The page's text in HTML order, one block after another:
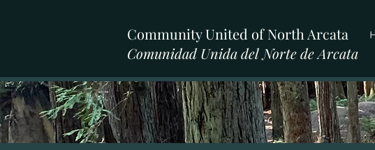
Community United of North Arcata
Comunidad Unida del Norte de Arcata